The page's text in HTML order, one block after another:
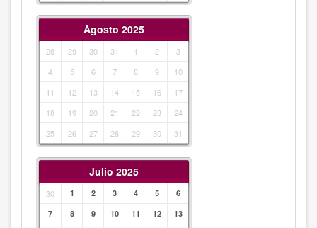
Agosto 2025
28 29 30 31 1 2
3
4
5 6 7 8 9
10
11
12 13 14 15 16
17
18
19 20 21 22 23
24
25
26 27 28 29 30 31
Julio 2025
30 1 2 3 4 5
6
7
8 9 10 11 12
13